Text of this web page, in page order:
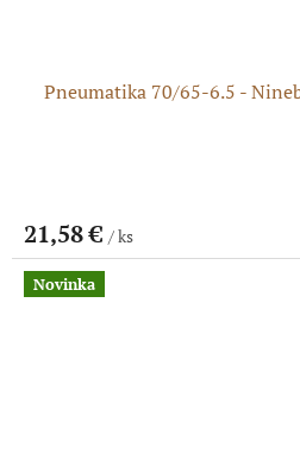
Pneumatika 70/65-6.5 -
21,58 € / ks
Novinka